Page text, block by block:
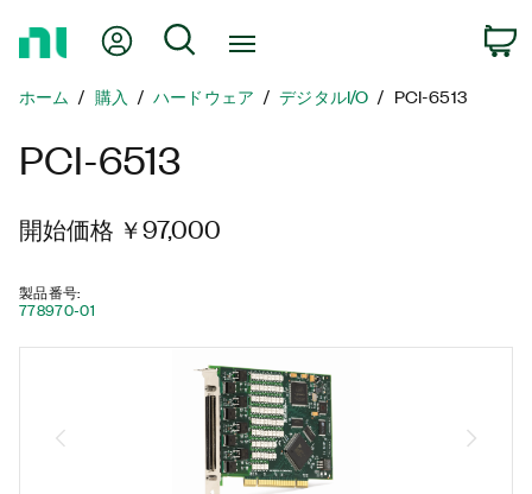
Myアカウント
検索
ホーム 購入 ハードウェア デジタルI/O PCI-6513
PCI-6513
開始価格 ￥97,000
製品番号:
778970-01